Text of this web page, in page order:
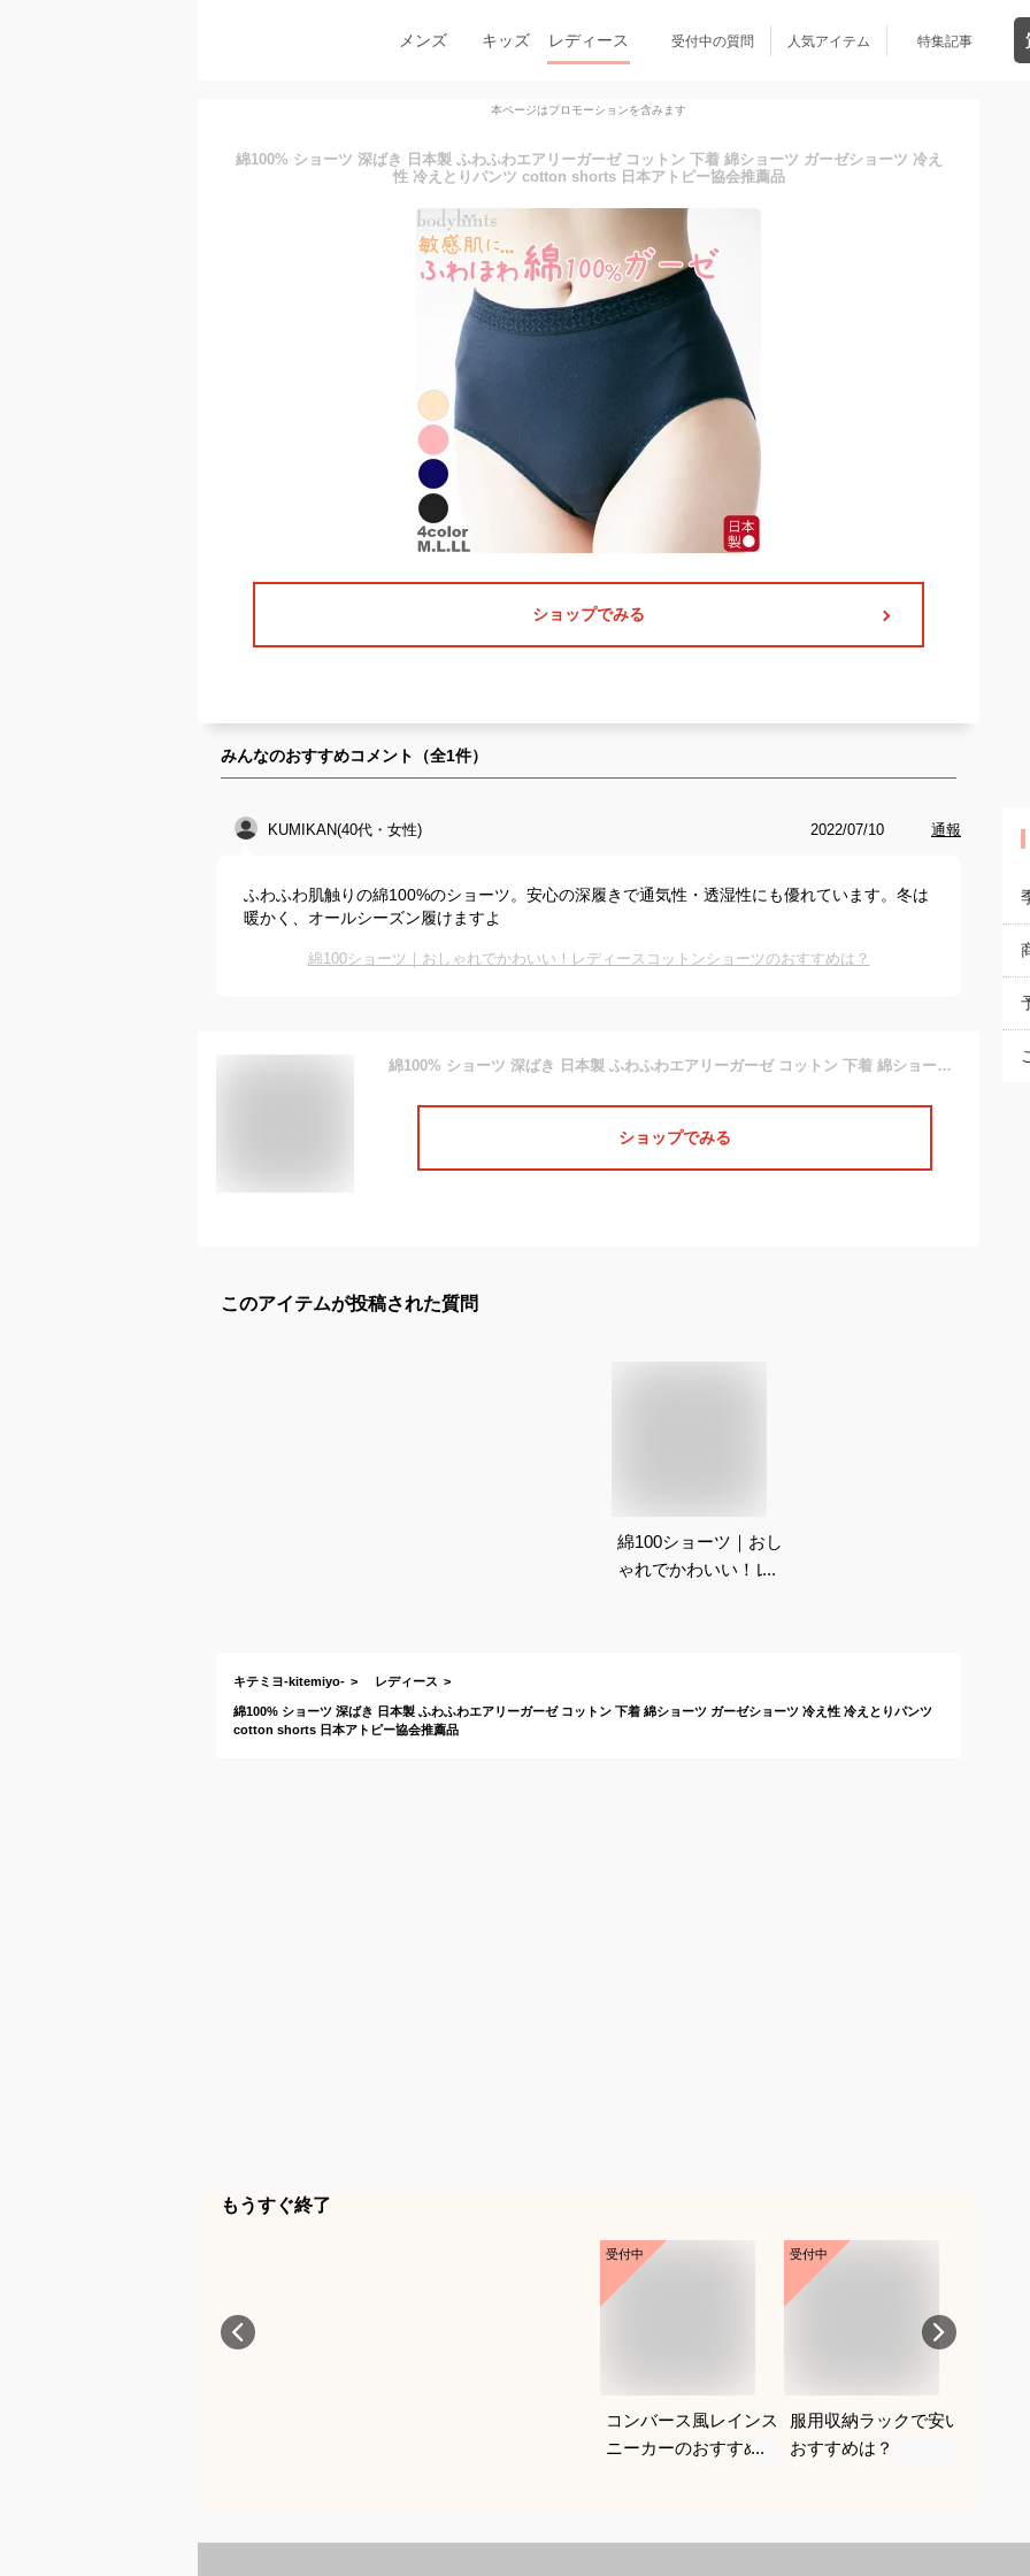
メンズ キッズ レディース 受付中の質問 人気アイテム 特集記事
本ページはプロモーションを含みます
綿100% ショーツ 深ばき 日本製 ふわふわエアリーガーゼ コットン 下着 綿ショーツ ガーゼショーツ 冷え
性 冷えとりパンツ cotton shorts 日本アトピー協会推薦品
ショップでみる
みんなのおすすめコメント（全1件）
KUMIKAN(40代・女性) 2022/07/10 通報
ふわふわ肌触りの綿100%のショーツ。安心の深履きで通気性・透湿性にも優れています。冬は
暖かく、オールシーズン履けますよ
綿100ショーツ｜おしゃれでかわいい！レディースコットンショーツのおすすめは？
綿100% ショーツ 深ばき 日本製 ふわふわエアリーガーゼ コットン 下着 綿ショーツ ガーゼショーツ 冷え性 冷えとりパンツ cotton shorts 日本アトピー協会推薦品
ショップでみる
このアイテムが投稿された質問
綿100ショーツ｜おし
ゃれでかわいい！レデ
キテミヨ-kitemiyo- レディース
綿100% ショーツ 深ばき 日本製 ふわふわエアリーガーゼ コットン 下着 綿ショーツ ガーゼショーツ 冷え性 冷えとりパンツ
cotton shorts 日本アトピー協会推薦品
もうすぐ終了
受付中
コンバース風レインス
ニーカーのおすすめ
受付中
服用収納ラックで安い
おすすめは？